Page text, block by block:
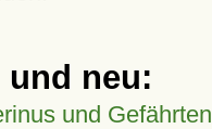
neu:
und Gefährten